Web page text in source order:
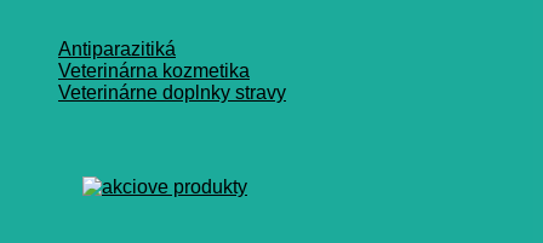
Antiparazitiká
Veterinárna kozmetika
Veterinárne doplnky stravy